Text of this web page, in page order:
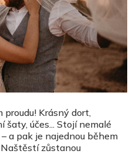
Krásný dort,
účes... Stojí nemalé
a pak je najednou během
zůstanou